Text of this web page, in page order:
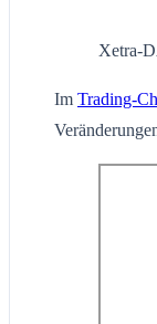
Xetra-
Im Trading-